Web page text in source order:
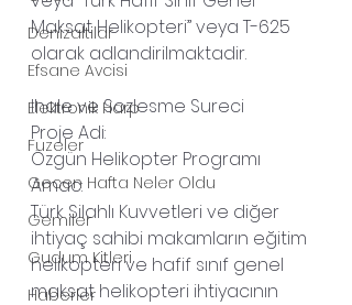
Denizaltilar
Efsane Avcisi
Elektronik Harp
Fuzeler
Gecen Hafta Neler Oldu
Gemiler
Gudum Kitleri
Haberler
Maksat Helikopteri” veya T-625
olarak adlandirilmaktadir.
Ihale ve Sozlesme Sureci
Proje Adi:
Özgün Helikopter Programı
Amac:
Türk Silahlı Kuvvetleri ve diğer
ihtiyaç sahibi makamların eğitim
helikopteri ve hafif sınıf genel
maksat helikopteri ihtiyacının